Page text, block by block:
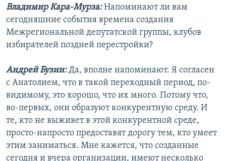
Владимир Кара-Мурза:Напоминают ли вам
сегодняшние события времена создания
Межрегиональной депутатской группы, клубов
избирателей поздней перестройки?
Андрей Бузин:Да, вполне напоминают. Я согласен
с Анатолием, что в такой переходный период, по-
видимому, это хорошо, что их много. Потому что,
во-первых, они образуют конкурентную среду. И
те, кто не выживет в этой конкурентной среде,
просто-напросто предоставят дорогу тем, кто умеет
этим заниматься. Мне кажется, что созданные
сегодня и вчера организации, имеют несколько